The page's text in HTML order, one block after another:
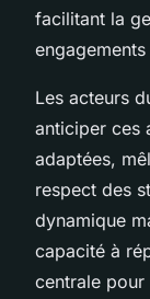
facilitant la
Les acteurs
anticiper ces
adaptées,
respect des
dynamique
capacité à
centrale